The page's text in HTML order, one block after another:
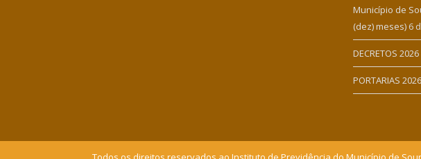
Município de
(dez) meses) 6
DECRETOS 2026
PORTARIAS 2026